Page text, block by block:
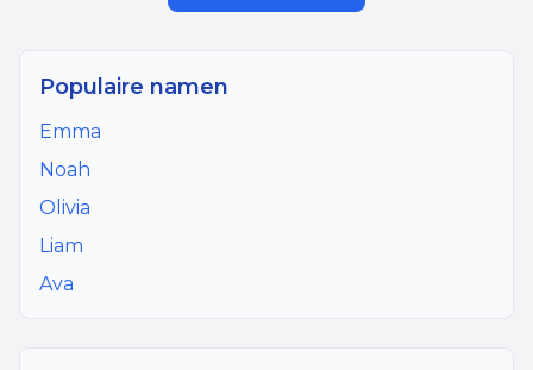
Populaire namen
Emma
Noah
Olivia
Liam
Ava